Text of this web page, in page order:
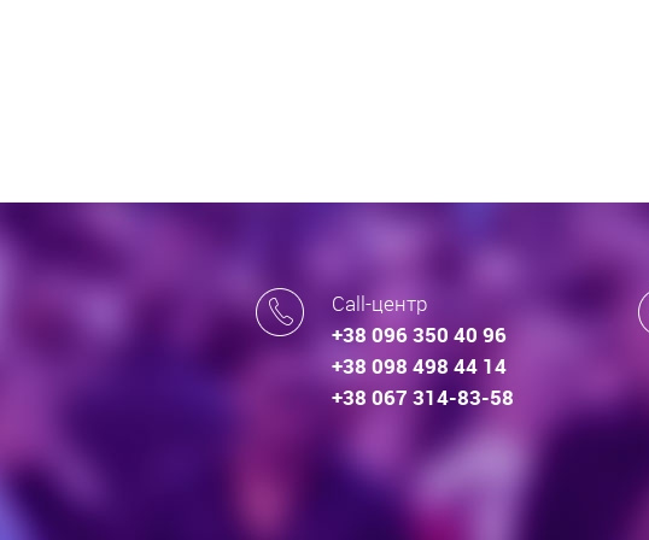
Call-центр
+38 096 350 40 96
+38 098 498 44 14
+38 067 314-83-58